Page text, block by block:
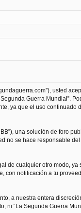
usted
Guerra Mundial”.
ya que el uso continuado
una solución de foro
no se hace responsable
de cualquier otro modo,
con notificación a tu
a nuestra entera
ni “La Segunda Guerra